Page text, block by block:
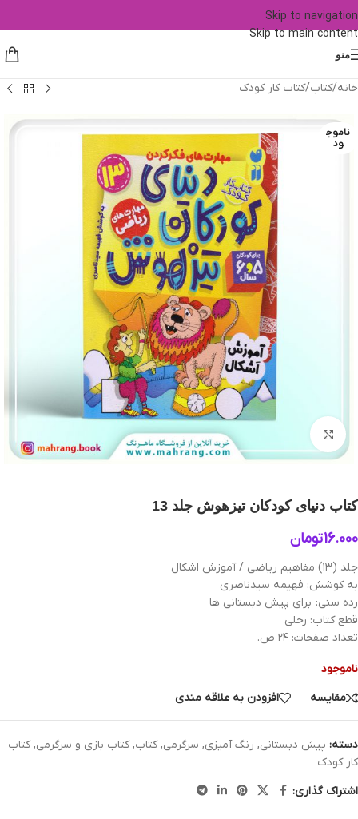
Skip to navigation
Skip to main content
منو
خانه/کتاب/کتاب کار کودک
ناموج
ود
بزرگنمایی تصویر
کتاب دنیای کودکان تیزهوش جلد 13
16.000تومان
جلد (۱۳) مفاهیم ریاضی / آموزش اشکال
به کوشش: فهیمه سیدناصری
رده سنی: برای پیش دبستانی ها
قطع کتاب: رحلی
تعداد صفحات: ۲۴ ص.
ناموجود
مقایسه
افزودن به علاقه مندی
دسته: پیش دبستانی, رنگ آمیزی, سرگرمی, کتاب, کتاب بازی و سرگرمی, کتاب
کار کودک
اشتراک گذاری: